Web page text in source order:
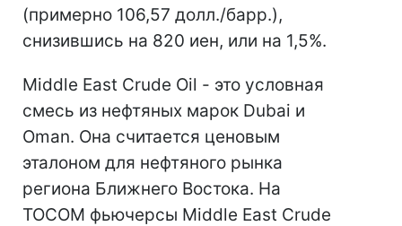
(примерно 106,57 долл./барр.),
снизившись на 820 иен, или на 1,5%.
Middle East Crude Oil - это условная
смесь из нефтяных марок Dubai и
Oman. Она считается ценовым
эталоном для нефтяного рынка
региона Ближнего Востока. На
TOCOM фьючерсы Middle East Crude